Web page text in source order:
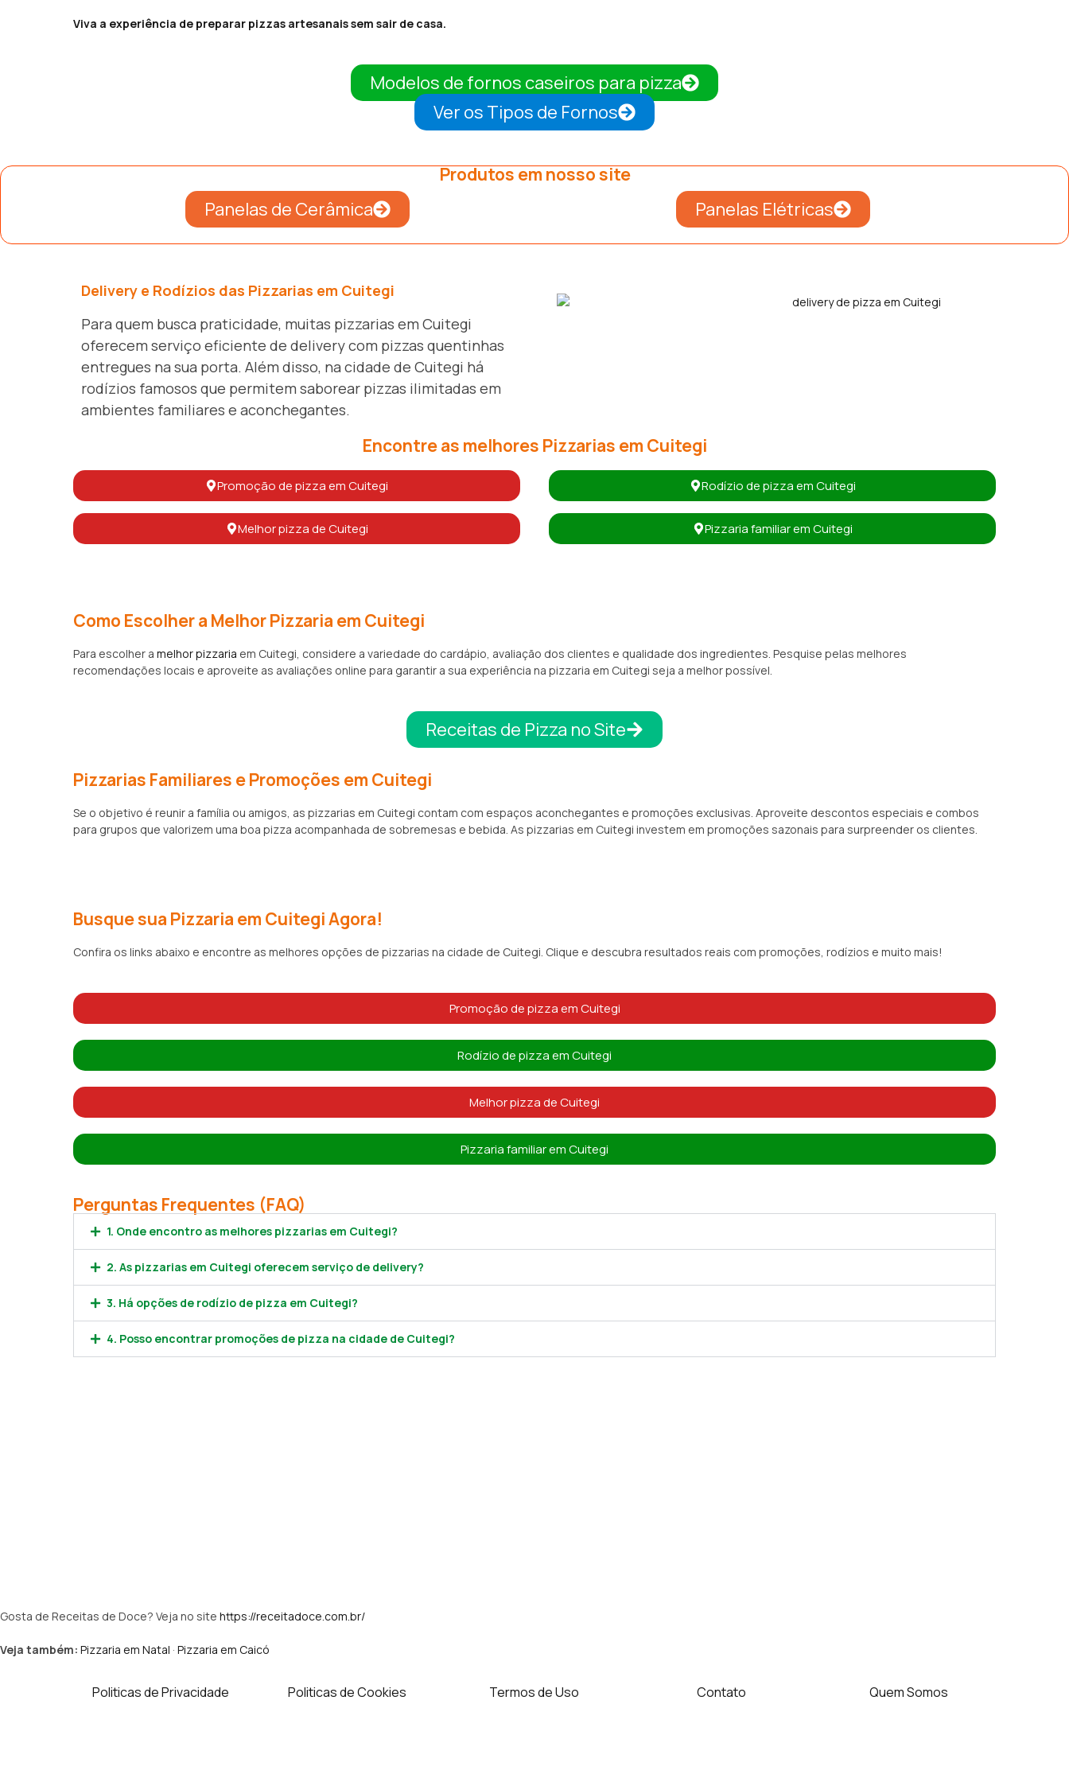
Viva a experiência de preparar pizzas artesanais sem sair de casa.
Modelos de fornos caseiros para pizza
Ver os Tipos de Fornos
Produtos em nosso site
Panelas de Cerâmica Panelas Elétricas
Delivery e Rodízios das Pizzarias em Cuitegi
Para quem busca praticidade, muitas pizzarias em Cuitegi
oferecem serviço eficiente de delivery com pizzas quentinhas
entregues na sua porta. Além disso, na cidade de Cuitegi há
rodízios famosos que permitem saborear pizzas ilimitadas em
ambientes familiares e aconchegantes.
Encontre as melhores Pizzarias em Cuitegi
Promoção de pizza em Cuitegi Rodízio de pizza em Cuitegi
Melhor pizza de Cuitegi Pizzaria familiar em Cuitegi
Como Escolher a Melhor Pizzaria em Cuitegi
Para escolher a melhor pizzaria em Cuitegi, considere a variedade do cardápio, avaliação dos clientes e qualidade dos ingredientes. Pesquise pelas melhores
recomendações locais e aproveite as avaliações online para garantir a sua experiência na pizzaria em Cuitegi seja a melhor possível.
Receitas de Pizza no Site
Pizzarias Familiares e Promoções em Cuitegi
Se o objetivo é reunir a família ou amigos, as pizzarias em Cuitegi contam com espaços aconchegantes e promoções exclusivas. Aproveite descontos especiais e combos
para grupos que valorizem uma boa pizza acompanhada de sobremesas e bebida. As pizzarias em Cuitegi investem em promoções sazonais para surpreender os clientes.
Busque sua Pizzaria em Cuitegi Agora!
Confira os links abaixo e encontre as melhores opções de pizzarias na cidade de Cuitegi. Clique e descubra resultados reais com promoções, rodízios e muito mais!
Promoção de pizza em Cuitegi
Rodízio de pizza em Cuitegi
Melhor pizza de Cuitegi
Pizzaria familiar em Cuitegi
Perguntas Frequentes (FAQ)
1. Onde encontro as melhores pizzarias em Cuitegi?
2. As pizzarias em Cuitegi oferecem serviço de delivery?
3. Há opções de rodízio de pizza em Cuitegi?
4. Posso encontrar promoções de pizza na cidade de Cuitegi?
Gosta de Receitas de Doce? Veja no site https://receitadoce.com.br/
Veja também: Pizzaria em Natal · Pizzaria em Caicó
Politicas de Privacidade Politicas de Cookies Termos de Uso Contato Quem Somos